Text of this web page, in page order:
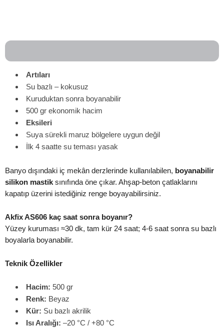
Artıları
Su bazlı – kokusuz
Kuruduktan sonra boyanabilir
500 gr ekonomik hacim
Eksileri
Suya sürekli maruz bölgelere uygun değil
İlk 4 saatte su teması yasak
Banyo dışındaki iç mekân derzlerinde kullanılabilen, boyanabilir
silikon mastik sınıfında öne çıkar. Ahşap-beton çatlaklarını
kapatıp üzerini istediğiniz renge boyayabilirsiniz.
Akfix AS606 kaç saat sonra boyanır?
Yüzey kuruması ≈30 dk, tam kür 24 saat; 4-6 saat sonra su bazlı
boyalarla boyanabilir.
Teknik Özellikler
Hacim: 500 gr
Renk: Beyaz
Kür: Su bazlı akrilik
Isı Aralığı: –20 °C / +80 °C